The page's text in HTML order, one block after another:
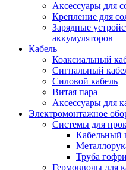
Аксессуары для
Крепление для
Зарядные
аккумуляторов
Кабель
Коаксиальный
Сигнальный
Силовой кабель
Витая пара
Аксессуары для
Электромонтажное
Системы для
Кабельный
Труба
Гермовводы для